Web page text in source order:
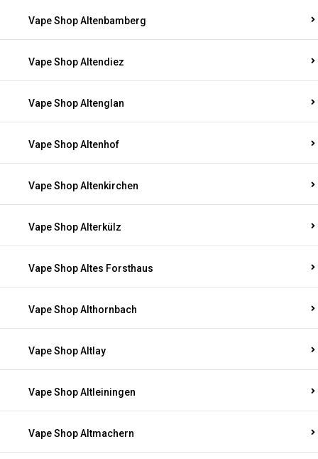
Vape Shop Altenbamberg
Vape Shop Altendiez
Vape Shop Altenglan
Vape Shop Altenhof
Vape Shop Altenkirchen
Vape Shop Alterkülz
Vape Shop Altes Forsthaus
Vape Shop Althornbach
Vape Shop Altlay
Vape Shop Altleiningen
Vape Shop Altmachern